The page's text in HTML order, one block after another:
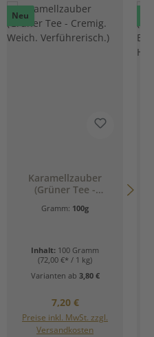
Neu
Karamellzauber
(Grüner Tee -
Verführerisch.)
Gramm: 100g
Inhalt: 100 Gramm
(72,00 €* / 1 kg)
Varianten ab 3,80 €
Regulärer Preis:
7,20 €
Preise inkl. MwSt. zzgl.
Versandkosten